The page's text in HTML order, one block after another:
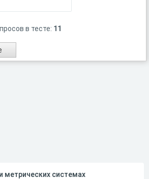
в тесте: 11
метрических системах